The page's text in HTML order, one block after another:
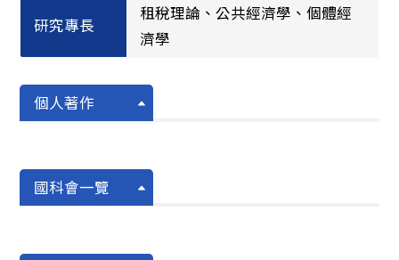
研究專長
租稅理論、公共經濟學、個體經
濟學
個人著作
國科會一覽